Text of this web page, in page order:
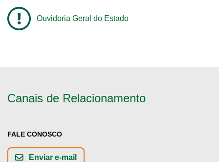
Ouvidoria Geral do Estado
Canais de Relacionamento
FALE CONOSCO
Enviar e-mail